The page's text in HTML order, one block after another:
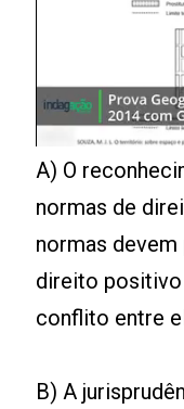
A) O
normas de
normas
direito positivo
conflito entre
B) A